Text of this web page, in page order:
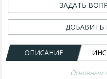
ЗАДАТЬ
ДОБАВИТЬ
ОПИСАНИЕ
Основным